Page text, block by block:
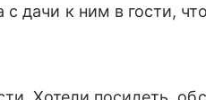
дачи к ним в гости,